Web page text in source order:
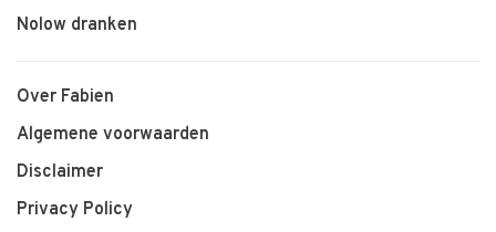
Nolow dranken
Over Fabien
Algemene voorwaarden
Disclaimer
Privacy Policy